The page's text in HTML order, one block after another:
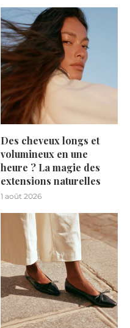
Des cheveux longs et
volumineux en une
heure ? La magie des
extensions naturelles
1 août 2026